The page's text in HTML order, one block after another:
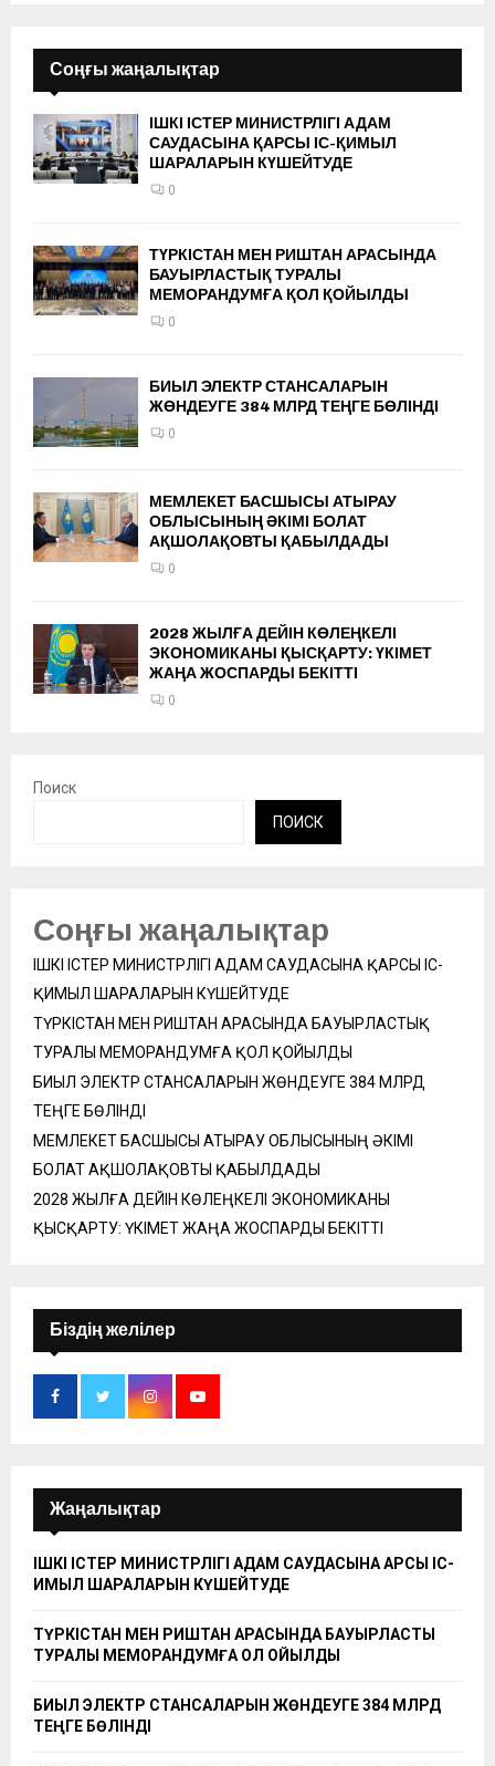
Соңғы жаңалықтар
ІШКІ ІСТЕР МИНИСТРЛІГІ АДАМ
САУДАСЫНА ҚАРСЫ ІС-ҚИМЫЛ
ШАРАЛАРЫН КҮШЕЙТУДЕ
0
ТҮРКІСТАН МЕН РИШТАН АРАСЫНДА
БАУЫРЛАСТЫҚ ТУРАЛЫ
МЕМОРАНДУМҒА ҚОЛ ҚОЙЫЛДЫ
0
БИЫЛ ЭЛЕКТР СТАНСАЛАРЫН
ЖӨНДЕУГЕ 384 МЛРД ТЕҢГЕ БӨЛІНДІ
0
МЕМЛЕКЕТ БАСШЫСЫ АТЫРАУ
ОБЛЫСЫНЫҢ ӘКІМІ БОЛАТ
АҚШОЛАҚОВТЫ ҚАБЫЛДАДЫ
0
2028 ЖЫЛҒА ДЕЙІН КӨЛЕҢКЕЛІ
ЭКОНОМИКАНЫ ҚЫСҚАРТУ: ҮКІМЕТ
ЖАҢА ЖОСПАРДЫ БЕКІТТІ
0
Поиск
ПОИСК
Соңғы жаңалықтар
ІШКІ ІСТЕР МИНИСТРЛІГІ АДАМ САУДАСЫНА ҚАРСЫ ІС-
ҚИМЫЛ ШАРАЛАРЫН КҮШЕЙТУДЕ
ТҮРКІСТАН МЕН РИШТАН АРАСЫНДА БАУЫРЛАСТЫҚ
ТУРАЛЫ МЕМОРАНДУМҒА ҚОЛ ҚОЙЫЛДЫ
БИЫЛ ЭЛЕКТР СТАНСАЛАРЫН ЖӨНДЕУГЕ 384 МЛРД
ТЕҢГЕ БӨЛІНДІ
МЕМЛЕКЕТ БАСШЫСЫ АТЫРАУ ОБЛЫСЫНЫҢ ӘКІМІ
БОЛАТ АҚШОЛАҚОВТЫ ҚАБЫЛДАДЫ
2028 ЖЫЛҒА ДЕЙІН КӨЛЕҢКЕЛІ ЭКОНОМИКАНЫ
ҚЫСҚАРТУ: ҮКІМЕТ ЖАҢА ЖОСПАРДЫ БЕКІТТІ
Біздің желілер
Жаңалықтар
ІШКІ ІСТЕР МИНИСТРЛІГІ АДАМ САУДАСЫНА ҚАРСЫ ІС-
ҚИМЫЛ ШАРАЛАРЫН КҮШЕЙТУДЕ
ТҮРКІСТАН МЕН РИШТАН АРАСЫНДА БАУЫРЛАСТЫҚ
ТУРАЛЫ МЕМОРАНДУМҒА ҚОЛ ҚОЙЫЛДЫ
БИЫЛ ЭЛЕКТР СТАНСАЛАРЫН ЖӨНДЕУГЕ 384 МЛРД
ТЕҢГЕ БӨЛІНДІ